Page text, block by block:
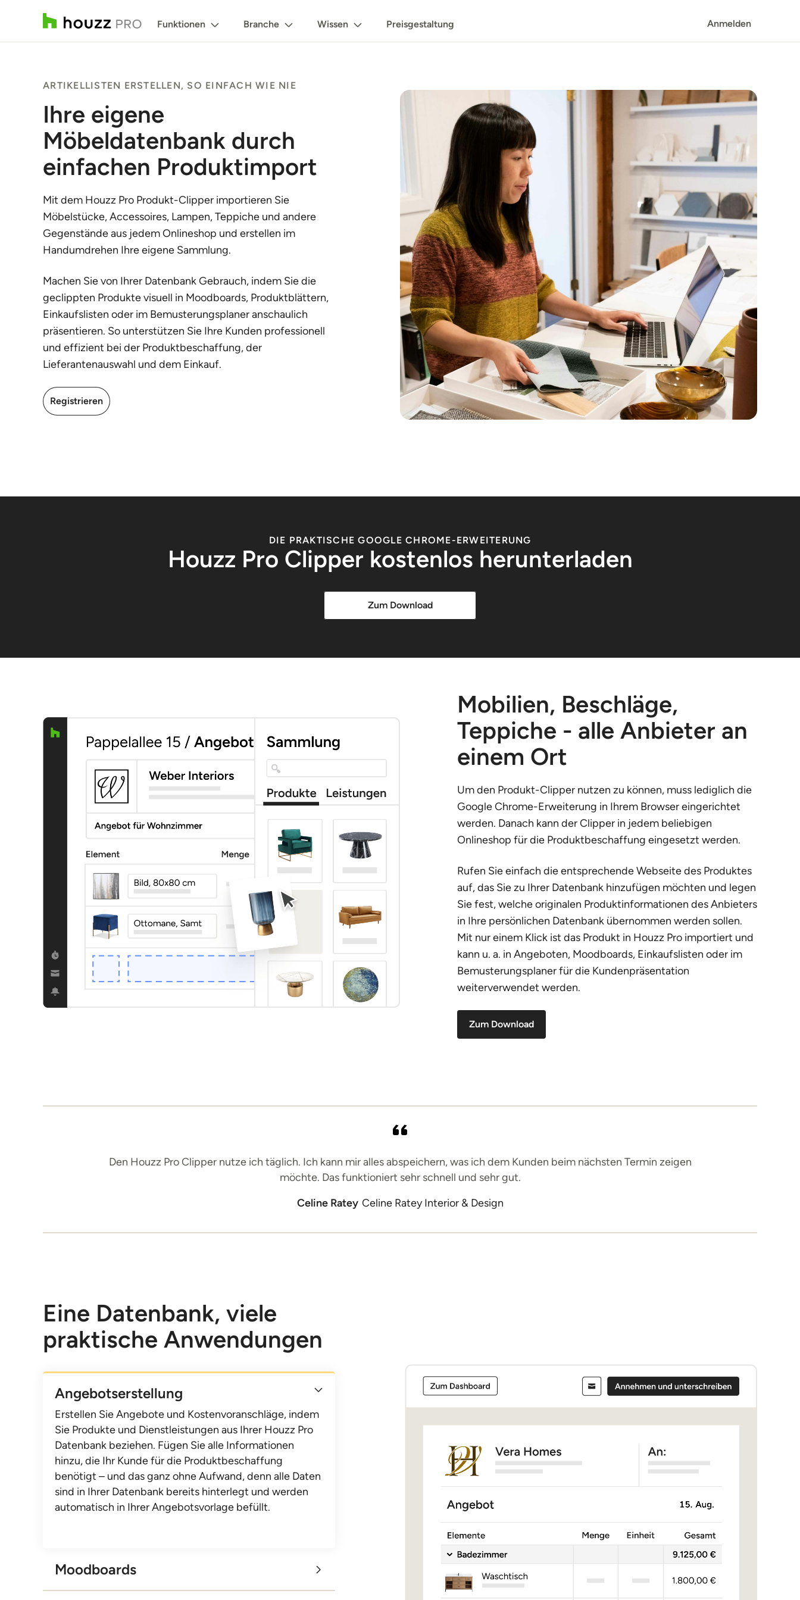
Funktionen Branche Wissen Preisgestaltung Anmelden
ARTIKELLISTEN ERSTELLEN, SO EINFACH WIE NIE
Ihre eigene
Möbeldatenbank durch
einfachen Produktimport
Mit dem Houzz Pro Produkt-Clipper importieren Sie
Möbelstücke, Accessoires, Lampen, Teppiche und andere
Gegenstände aus jedem Onlineshop und erstellen im
Handumdrehen Ihre eigene Sammlung.
Machen Sie von Ihrer Datenbank Gebrauch, indem Sie die
geclippten Produkte visuell in Moodboards, Produktblättern,
Einkaufslisten oder im Bemusterungsplaner anschaulich
präsentieren. So unterstützen Sie Ihre Kunden professionell
und effizient bei der Produktbeschaffung, der
Lieferantenauswahl und dem Einkauf.
Registrieren
DIE PRAKTISCHE GOOGLE CHROME-ERWEITERUNG
Houzz Pro Clipper kostenlos herunterladen
Zum Download
Mobilien, Beschläge,
Teppiche - alle Anbieter an
einem Ort
Um den Produkt-Clipper nutzen zu können, muss lediglich die
Google Chrome-Erweiterung in Ihrem Browser eingerichtet
werden. Danach kann der Clipper in jedem beliebigen
Onlineshop für die Produktbeschaffung eingesetzt werden.
Rufen Sie einfach die entsprechende Webseite des Produktes
auf, das Sie zu Ihrer Datenbank hinzufügen möchten und legen
Sie fest, welche originalen Produktinformationen des Anbieters
in Ihre persönlichen Datenbank übernommen werden sollen.
Mit nur einem Klick ist das Produkt in Houzz Pro importiert und
kann u. a. in Angeboten, Moodboards, Einkaufslisten oder im
Bemusterungsplaner für die Kundenpräsentation
weiterverwendet werden.
Zum Download
Den Houzz Pro Clipper nutze ich täglich. Ich kann mir alles abspeichern, was ich dem Kunden beim nächsten Termin zeigen
möchte. Das funktioniert sehr schnell und sehr gut.
Celine Ratey Celine Ratey Interior & Design
Eine Datenbank, viele
praktische Anwendungen
Angebotserstellung
Erstellen Sie Angebote und Kostenvoranschläge, indem
Sie Produkte und Dienstleistungen aus Ihrer Houzz Pro
Datenbank beziehen. Fügen Sie alle Informationen
hinzu, die Ihr Kunde für die Produktbeschaffung
benötigt – und das ganz ohne Aufwand, denn alle Daten
sind in Ihrer Datenbank bereits hinterlegt und werden
automatisch in Ihrer Angebotsvorlage befüllt.
Moodboards